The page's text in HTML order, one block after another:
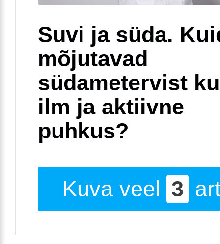
Suvi ja süda.
mõjutavad
südametervist
ilm ja aktiivne
puhkus?
Kuva veel 3